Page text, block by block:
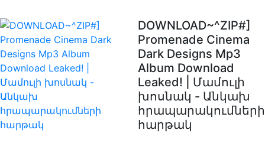
DOWNLOAD~^ZIP#]
Promenade Cinema
Dark Designs Mp3
Album Download
Leaked! | Մամուլի
խոսնակ - Անկախ
հրապարակումների
հարթակ